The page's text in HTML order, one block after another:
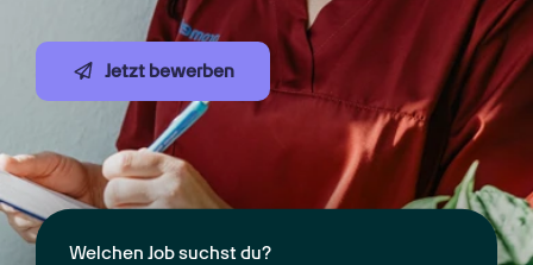
Jetzt bewerben
Welchen Job suchst du?